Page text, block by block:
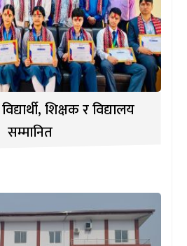
शिक्षक र विद्यालय
सम्मानित